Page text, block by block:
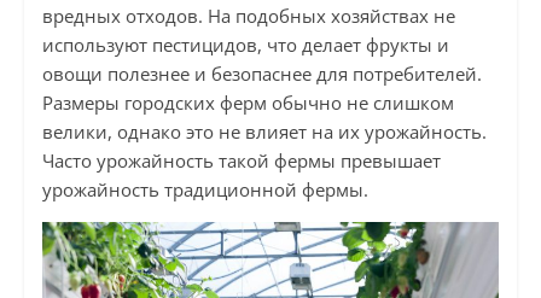
вредных отходов. На подобных хозяйствах не
используют пестицидов, что делает фрукты и
овощи полезнее и безопаснее для потребителей.
Размеры городских ферм обычно не слишком
велики, однако это не влияет на их урожайность.
Часто урожайность такой фермы превышает
урожайность традиционной фермы.